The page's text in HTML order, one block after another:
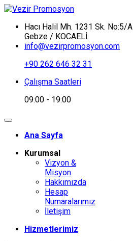
Hacı Halil Mh. 1231 Sk. No:5/A
Gebze / KOCAELİ
info@vezirpromosyon.com
+90 262 646 32 31
Çalışma Saatleri
09:00 - 19:00
Ana Sayfa
Kurumsal
Vizyon &
Misyon
Hakkımızda
Hesap
Numaralarımız
İletişim
Hizmetlerimiz